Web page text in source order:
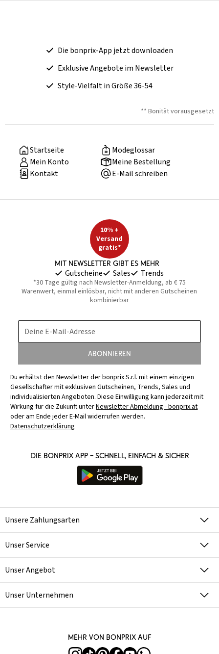
Die bonprix-App jetzt downloaden
Exklusive Angebote im Newsletter
Style-Vielfalt in Größe 36-54
** Bonität vorausgesetzt
Startseite
Modeglossar
Mein Konto
Meine Bestellung
Kontakt
E-Mail schreiben
10% +
Versand
gratis*
Mit Newsletter gibt es mehr
Gutscheine Sales Trends
*30 Tage gültig nach Newsletter-Anmeldung, ab € 75
Warenwert, einmal einlösbar, nicht mit anderen Gutscheinen
kombinierbar
Deine E-Mail-Adresse
Abonnieren
Du erhältst den Newsletter der bonprix S.r.l. mit einem einzigen
Gesellschafter mit exklusiven Gutscheinen, Trends, Sales und
individualisierten Angeboten. Diese Einwilligung kann jederzeit mit
Wirkung für die Zukunft unterNewsletter Abmeldung - bonprix.at
oder am Ende jeder E-Mail widerrufen werden.
Datenschutzerklärung
Die bonprix App – schnell, einfach & sicher
Unsere Zahlungsarten
Unser Service
Unser Angebot
Unser Unternehmen
Mehr von bonprix auf